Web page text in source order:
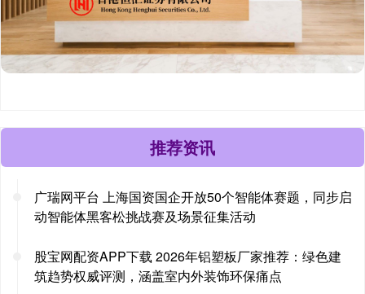
推荐资讯
广瑞网平台 上海国资国企开放50个智能体赛题，同步启
动智能体黑客松挑战赛及场景征集活动
股宝网配资APP下载 2026年铝塑板厂家推荐：绿色建
筑趋势权威评测，涵盖室内外装饰环保痛点